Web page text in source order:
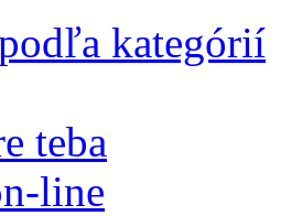
kategórií
teba
line